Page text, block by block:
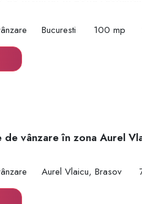
Bucuresti 100 mp
vânzare în zona Aurel
Aurel Vlaicu, Brasov